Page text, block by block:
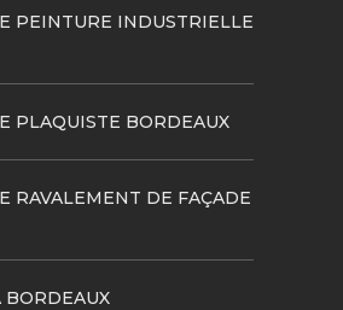
PEINTURE INDUSTRIELLE
PLAQUISTE BORDEAUX
RAVALEMENT DE FAÇADE
BORDEAUX